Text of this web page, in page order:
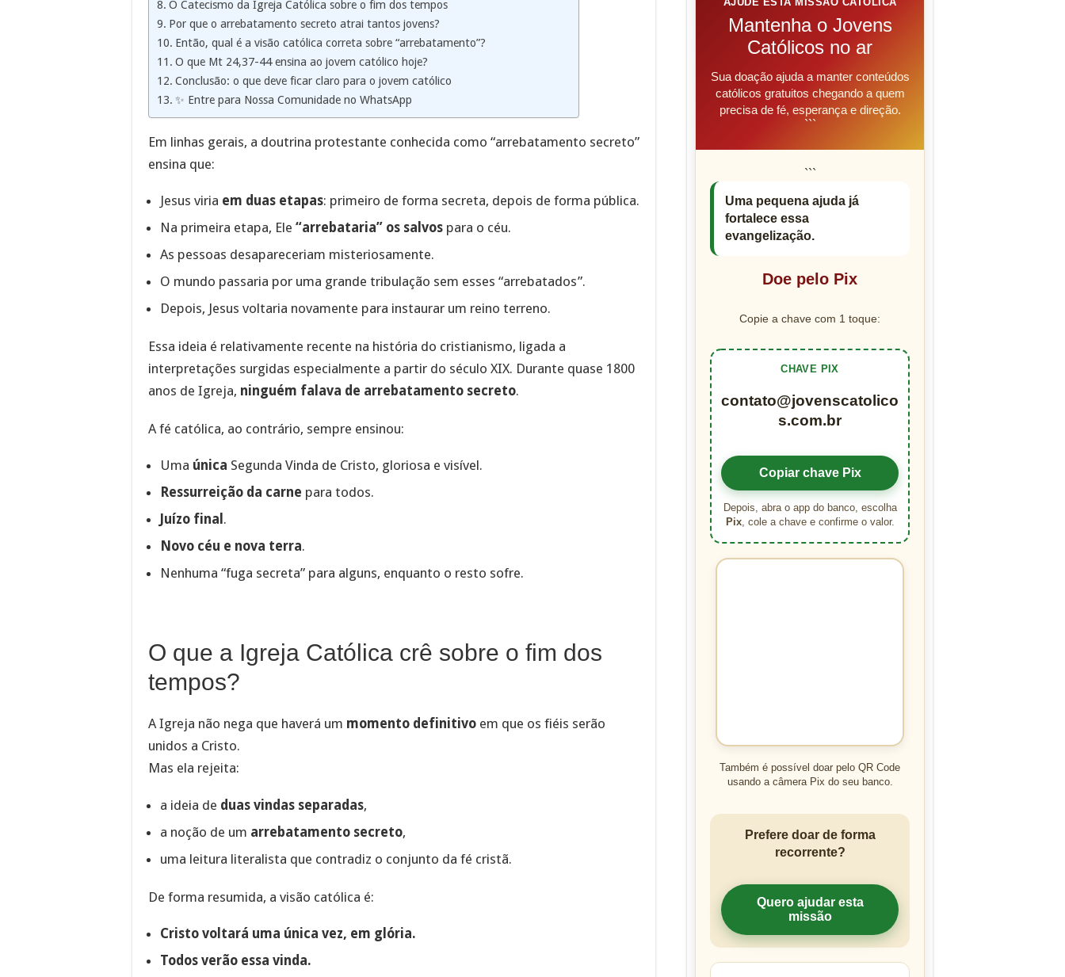
O Catecismo da Igreja Católica sobre o fim dos tempos
Por que o arrebatamento secreto atrai tantos jovens?
Então, qual é a visão católica correta sobre “arrebatamento”?
O que Mt 24,37-44 ensina ao jovem católico hoje?
Conclusão: o que deve ficar claro para o jovem católico
✨ Entre para Nossa Comunidade no WhatsApp
Em linhas gerais, a doutrina protestante conhecida como “arrebatamento secreto”
ensina que:
Jesus viria em duas etapas: primeiro de forma secreta, depois de forma pública.
Na primeira etapa, Ele “arrebataria” os salvos para o céu.
As pessoas desapareceriam misteriosamente.
O mundo passaria por uma grande tribulação sem esses “arrebatados”.
Depois, Jesus voltaria novamente para instaurar um reino terreno.
Essa ideia é relativamente recente na história do cristianismo, ligada a
interpretações surgidas especialmente a partir do século XIX. Durante quase 1800
anos de Igreja, ninguém falava de arrebatamento secreto.
A fé católica, ao contrário, sempre ensinou:
Uma única Segunda Vinda de Cristo, gloriosa e visível.
Ressurreição da carne para todos.
Juízo final .
Novo céu e nova terra.
Nenhuma “fuga secreta” para alguns, enquanto o resto sofre.
O que a Igreja Católica crê sobre o fim dos
tempos?
A Igreja não nega que haverá um momento definitivo em que os fiéis serão
unidos a Cristo.
Mas ela rejeita:
a ideia de duas vindas separadas,
a noção de um arrebatamento secreto,
uma leitura literalista que contradiz o conjunto da fé cristã.
De forma resumida, a visão católica é:
Cristo voltará uma única vez, em glória.
Todos verão essa vinda.
Mantenha o Jovens
Católicos no ar
Sua doação ajuda a manter conteúdos
católicos gratuitos chegando a quem
precisa de fé, esperança e direção.
```
```
Uma pequena ajuda já
fortalece essa
evangelização.
Doe pelo Pix
Copie a chave com 1 toque:
CHAVE PIX
contato@jovenscatolico
s.com.br
Copiar chave Pix
Depois, abra o app do banco, escolha
Pix, cole a chave e confirme o valor.
Também é possível doar pelo QR Code
usando a câmera Pix do seu banco.
Prefere doar de forma
recorrente?
Quero ajudar esta
missão